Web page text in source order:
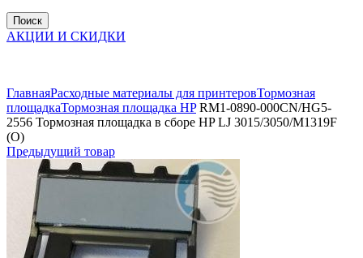
Поиск
АКЦИИ И СКИДКИ
ГлавнаяРасходные материалы для принтеровТормозная
площадкаТормозная площадка HPRM1-0890-000CN/HG5-
2556 Тормозная площадка в сборе HP LJ 3015/3050/M1319F
(О)
Предыдущий товар